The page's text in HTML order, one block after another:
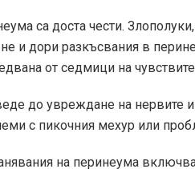
са доста чести.
и дори разкъсвания в
от седмици на
до увреждане на нервите
с пикочния мехур или
на перинеума